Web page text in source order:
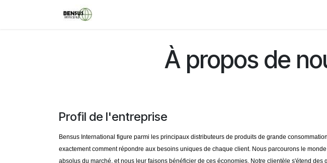
À propos de
Profil de l'entreprise
Bensus International figure parmi les principaux distributeurs de produits de grande
exactement comment répondre aux besoins uniques de chaque client. Nous parcourons le
absolus du marché, et nous leur faisons bénéficier de ces économies. Notre clientèle s'étend